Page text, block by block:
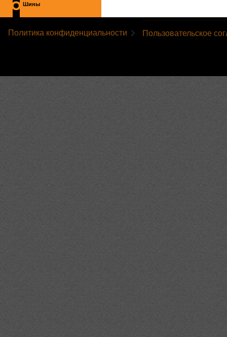
Шины
Политика конфиденциальности Пользовательское